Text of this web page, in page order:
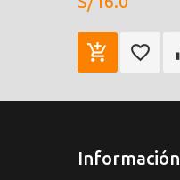
Información